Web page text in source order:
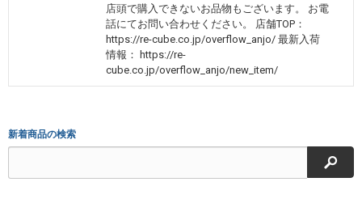
店頭で購入できないお品物もございます。 お電
話にてお問い合わせください。 店舗TOP：
https://re-cube.co.jp/overflow_anjo/ 最新入荷
情報： https://re-
cube.co.jp/overflow_anjo/new_item/
新着商品の検索
検索